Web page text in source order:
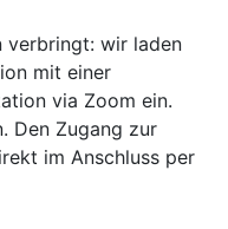
verbringt: wir laden
mit einer
via Zoom ein.
Den Zugang zur
im Anschluss per